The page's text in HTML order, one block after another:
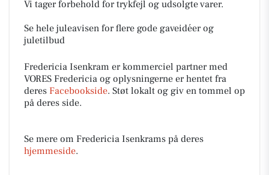
Vi tager forbehold for trykfejl og udsolgte varer.
Se hele juleavisen for flere gode gaveidéer og
juletilbud
Fredericia Isenkram er kommerciel partner med
VORES Fredericia og oplysningerne er hentet fra
deres Facebookside. Støt lokalt og giv en tommel op
på deres side.
Se mere om Fredericia Isenkrams på deres
hjemmeside.